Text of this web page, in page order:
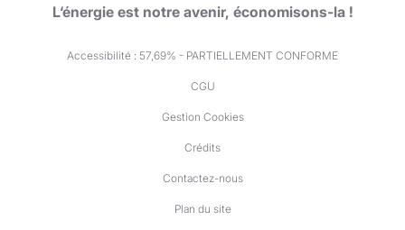
L‘énergie est notre avenir, économisons-la !
Accessibilité : 57,69% - PARTIELLEMENT CONFORME
CGU
Gestion Cookies
Crédits
Contactez-nous
Plan du site